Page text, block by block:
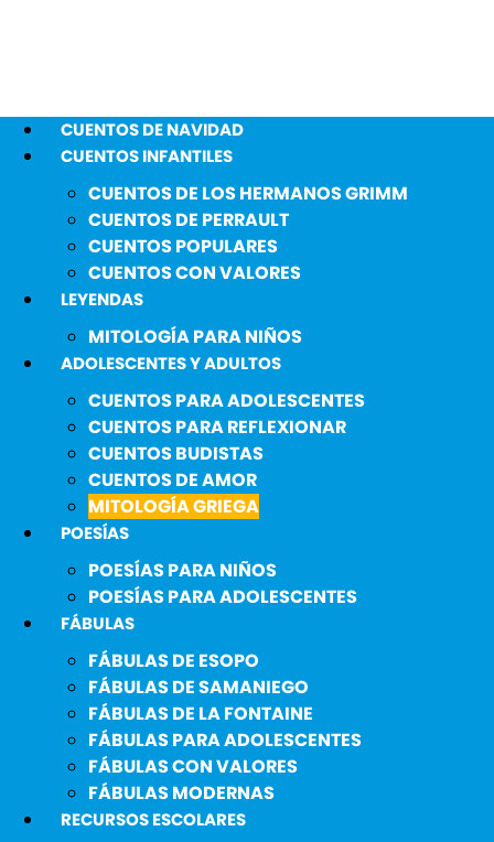
CUENTOS DE NAVIDAD
CUENTOS INFANTILES
CUENTOS DE LOS HERMANOS GRIMM
CUENTOS DE PERRAULT
CUENTOS POPULARES
CUENTOS CON VALORES
LEYENDAS
MITOLOGÍA PARA NIÑOS
ADOLESCENTES Y ADULTOS
CUENTOS PARA ADOLESCENTES
CUENTOS PARA REFLEXIONAR
CUENTOS BUDISTAS
CUENTOS DE AMOR
MITOLOGÍA GRIEGA
POESÍAS
POESÍAS PARA NIÑOS
POESÍAS PARA ADOLESCENTES
FÁBULAS
FÁBULAS DE ESOPO
FÁBULAS DE SAMANIEGO
FÁBULAS DE LA FONTAINE
FÁBULAS PARA ADOLESCENTES
FÁBULAS CON VALORES
FÁBULAS MODERNAS
RECURSOS ESCOLARES